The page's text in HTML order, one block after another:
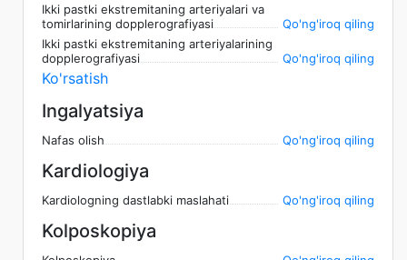
Ikki pastki ekstremitaning arteriyalari va
tomirlarining dopplerografiyasi
Qo'ng'iroq qiling
Ikki pastki ekstremitaning arteriyalarining
dopplerografiyasi
Qo'ng'iroq qiling
Ko'rsatish
Ingalyatsiya
Nafas olish Qo'ng'iroq qiling
Kardiologiya
Kardiologning dastlabki maslahati Qo'ng'iroq qiling
Kolposkopiya